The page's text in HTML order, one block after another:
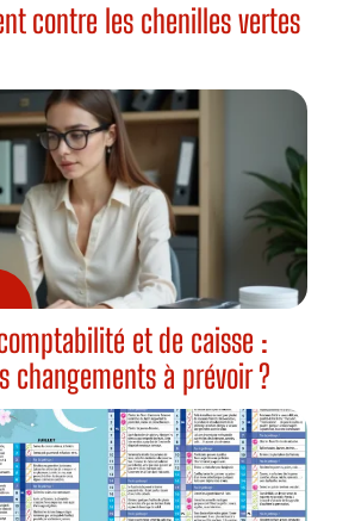
contre les chenilles vertes
et de caisse :
changements à prévoir ?